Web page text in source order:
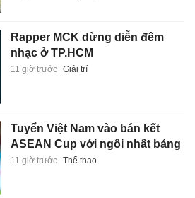
Rapper MCK dừng diễn đêm
nhạc ở TP.HCM
11 giờ trước Giải trí
Tuyển Việt Nam vào bán kết
ASEAN Cup với ngôi nhất bảng
11 giờ trước Thể thao